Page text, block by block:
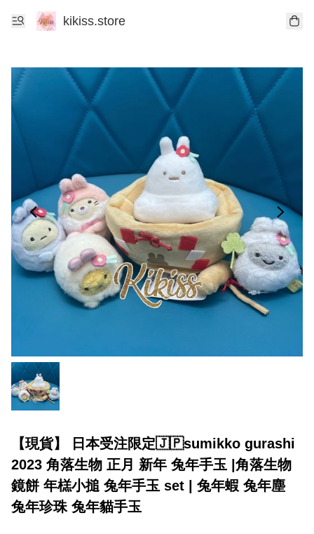
kikiss.store
【現貨】 日本受注限定🇯🇵sumikko gurashi
2023 角落生物 正月 新年 兔年手玉 |角落生物
鏡餅 年榚小搥 兔年手玉 set | 兔年蝦 兔年塵
兔年珍珠 兔年貓手玉